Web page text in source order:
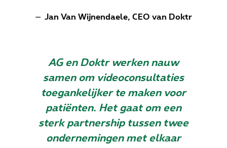
Jan Van Wijnendaele, CEO van Doktr
AG en Doktr werken nauw
samen om videoconsultaties
toegankelijker te maken voor
patiënten. Het gaat om een
sterk partnership tussen twee
ondernemingen met elkaar